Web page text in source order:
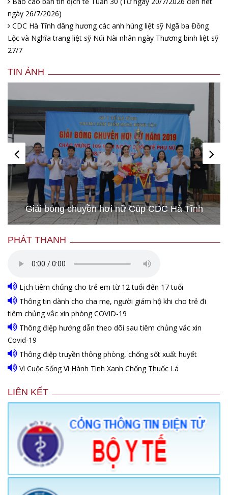
ngày 26/7/2026)
CDC Hà Tĩnh dâng hương các anh hùng liệt sỹ Ngã ba Đồng
Lộc và Nghĩa trang liệt sỹ Núi Nài nhân ngày Thương binh liệt sỹ
27/7
TIN ẢNH
Hình ảnh những chú chó gây bão mạng với tài
lướt sóng như “dân chơi”
PHÁT THANH
Lịch tiêm chủng cho trẻ em từ 12 tuổi đến 17 tuổi
Thông tin dành cho cha mẹ, người giám hộ khi cho trẻ đi
tiêm chủng vắc xin phòng COVID-19
Thông điệp hướng dẫn theo dõi sau tiêm chủng vắc xin
Covid-19
Thông điệp truyền thông phòng, chống sốt xuất huyết
Vì Cuộc Sống Vì Hành Tinh Xanh Chống Thuốc Lá
LIÊN KẾT